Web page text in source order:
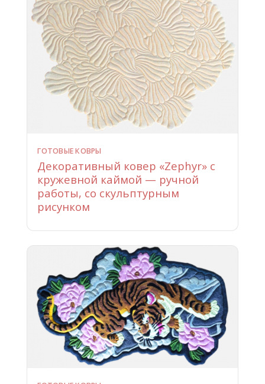
ГОТОВЫЕ КОВРЫ
Декоративный ковер «Zephyr» с
кружевной каймой — ручной
работы, со скульптурным
рисунком